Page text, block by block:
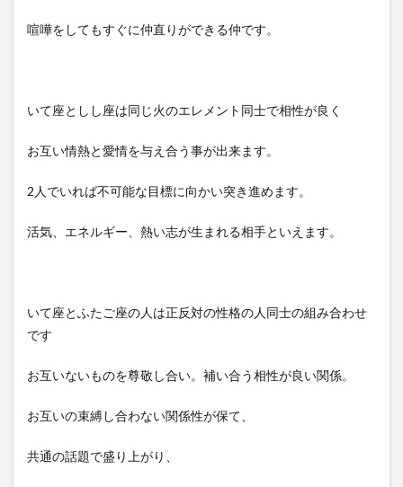
喧嘩をしてもすぐに仲直りができる仲です。
いて座としし座は同じ火のエレメント同士で相性が良く
お互い情熱と愛情を与え合う事が出来ます。
2人でいれば不可能な目標に向かい突き進めます。
活気、エネルギー、熱い志が生まれる相手といえます。
いて座とふたご座の人は正反対の性格の人同士の組み合わせ
です
お互いないものを尊敬し合い。補い合う相性が良い関係。
お互いの束縛し合わない関係性が保て、
共通の話題で盛り上がり、